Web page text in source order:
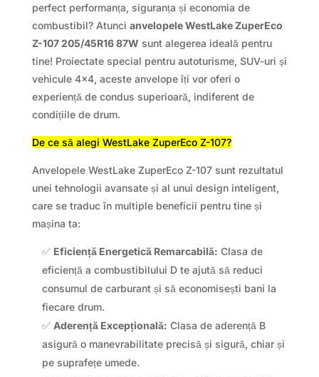
perfect performanța, siguranța și economia de
combustibil? Atunci anvelopele WestLake ZuperEco
Z-107 205/45R16 87W sunt alegerea ideală pentru
tine! Proiectate special pentru autoturisme, SUV-uri și
vehicule 4×4, aceste anvelope îți vor oferi o
experiență de condus superioară, indiferent de
condițiile de drum.
De ce să alegi WestLake ZuperEco Z-107?
Anvelopele WestLake ZuperEco Z-107 sunt rezultatul
unei tehnologii avansate și al unui design inteligent,
care se traduc în multiple beneficii pentru tine și
mașina ta:
✅ Eficiență Energetică Remarcabilă: Clasa de
eficiență a combustibilului D te ajută să reduci
consumul de carburant și să economisești bani la
fiecare drum.
✅ Aderență Excepțională: Clasa de aderență B
asigură o manevrabilitate precisă și sigură, chiar și
pe suprafețe umede.